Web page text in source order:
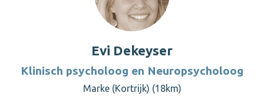
Evi Dekeyser
Klinisch psycholoog en Neuropsycholoog
Marke (Kortrijk) (18km)